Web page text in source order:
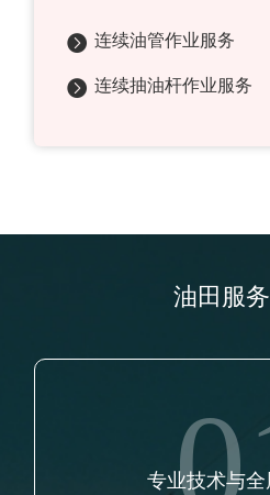
连续油管作业服务
连续抽油杆作业服务
油田服
专业技术与